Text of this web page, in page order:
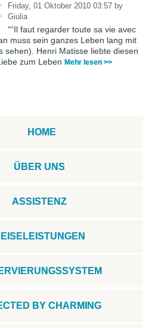
Friday, 01 Oktober 2010 03:57 by
Giulia
““Il faut regarder toute sa vie avec
muss sein ganzes Leben lang mit
sehen). Henri Matisse liebte diesen
zum Leben Mehr lesen >>
HOME
ÜBER UNS
ASSISTENZ
BY CHARMING